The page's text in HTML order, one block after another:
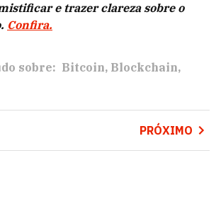
e trazer clareza sobre o
Confira.
sobre: Bitcoin Blockchain
PRÓXIMO